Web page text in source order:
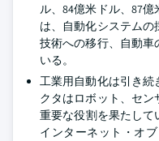
ル、84億米ドル、87
は、自動化システム
技術への移行、自動車
いる。
工業用自動化は引き続
クタはロボット、セ
重要な役割を果たして
インターネット・オ